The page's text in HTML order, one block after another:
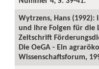
Wytrzens, Hans
und ihre Folgen für die
Zeitschrift
Die OeGA - Ein
Wissenschaftsforum,